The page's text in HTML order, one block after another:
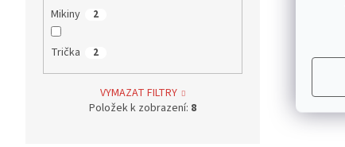
Mikiny 2
Trička 2
VYMAZAT FILTRY
Položek k zobrazení: 8